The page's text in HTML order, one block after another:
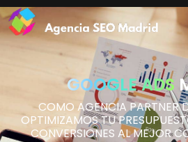
GOOGLE ADS
COMO AGENCIA PARTNER
OPTIMIZAMOS TU
CONVERSIONES AL MEJOR